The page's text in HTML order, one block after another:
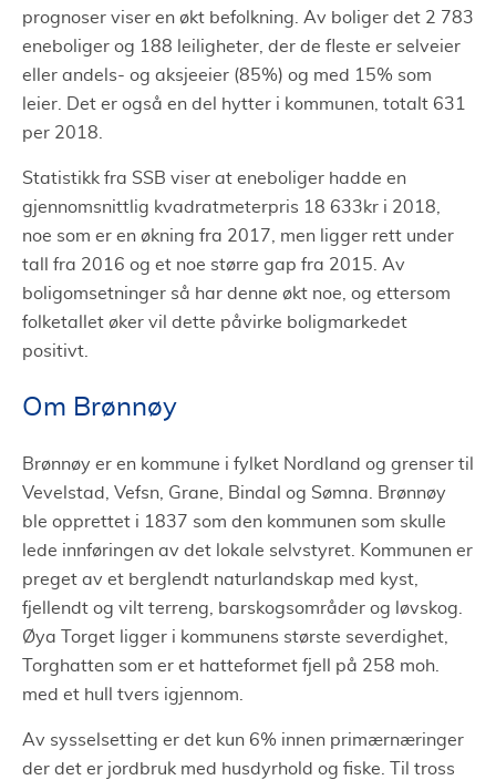
prognoser viser en økt befolkning. Av boliger det 2 783
eneboliger og 188 leiligheter, der de fleste er selveier
eller andels- og aksjeeier (85%) og med 15% som
leier. Det er også en del hytter i kommunen, totalt 631
per 2018.
Statistikk fra SSB viser at eneboliger hadde en
gjennomsnittlig kvadratmeterpris 18 633kr i 2018,
noe som er en økning fra 2017, men ligger rett under
tall fra 2016 og et noe større gap fra 2015. Av
boligomsetninger så har denne økt noe, og ettersom
folketallet øker vil dette påvirke boligmarkedet
positivt.
Om Brønnøy
Brønnøy er en kommune i fylket Nordland og grenser til
Vevelstad, Vefsn, Grane, Bindal og Sømna. Brønnøy
ble opprettet i 1837 som den kommunen som skulle
lede innføringen av det lokale selvstyret. Kommunen er
preget av et berglendt naturlandskap med kyst,
fjellendt og vilt terreng, barskogsområder og løvskog.
Øya Torget ligger i kommunens største severdighet,
Torghatten som er et hatteformet fjell på 258 moh.
med et hull tvers igjennom.
Av sysselsetting er det kun 6% innen primærnæringer
der det er jordbruk med husdyrhold og fiske. Til tross